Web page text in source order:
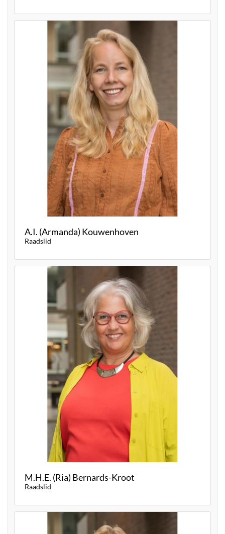
A.I. (Armanda) Kouwenhoven
Raadslid
M.H.E. (Ria) Bernards-Kroot
Raadslid